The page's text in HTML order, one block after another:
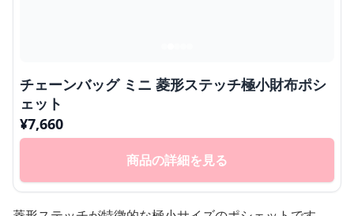
チェーンバッグ ミニ 菱形ステッチ極小財布ポシ
ェット
¥7,660
商品の詳細を見る